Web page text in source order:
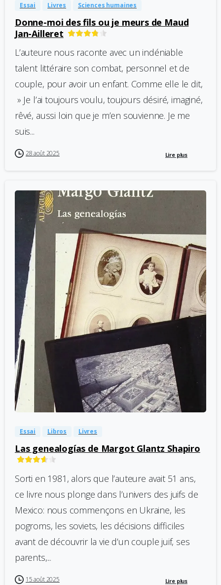
Essai Livres Sciences humaines
Donne-moi des fils ou je meurs de Maud
Jan-Ailleret
L’auteure nous raconte avec un indéniable
talent littéraire son combat, personnel et de
couple, pour avoir un enfant. Comme elle le dit,
» Je l’ai toujours voulu, toujours désiré, imaginé,
rêvé, aussi loin que je m’en souvienne. Je me
suis...
28 août 2025 Lire plus
0
Essai Libros Livres
Las genealogías de Margot Glantz Shapiro
Sorti en 1981, alors que l’auteure avait 51 ans,
ce livre nous plonge dans l’univers des juifs de
Mexico: nous commençons en Ukraine, les
pogroms, les soviets, les décisions difficiles
avant de découvrir la vie d’un couple juif, ses
parents,...
15 août 2025 Lire plus